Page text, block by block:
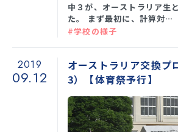
中３が、オーストラリア生
た。 まず最初に、計算対…
#学校の様子
2019
09.12
オーストラリア交換
3）【体育祭予行】